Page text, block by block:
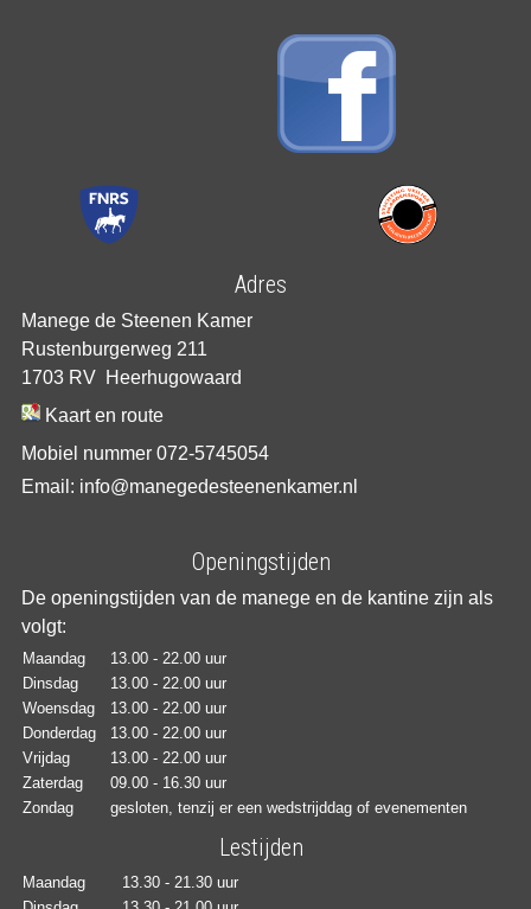
Adres
Manege de Steenen Kamer
Rustenburgerweg 211
1703 RV Heerhugowaard
Kaart en route
Mobiel nummer 072-5745054
Email: info@manegedesteenenkamer.nl
Openingstijden
De openingstijden van de manege en de kantine zijn als
volgt:
Maandag
13.00 - 22.00 uur
Dinsdag
13.00 - 22.00 uur
Woensdag
13.00 - 22.00 uur
Donderdag
13.00 - 22.00 uur
Vrijdag
13.00 - 22.00 uur
Zaterdag
09.00 - 16.30 uur
Zondag
gesloten, tenzij er een wedstrijddag of evenementen
Lestijden
Maandag
13.30 - 21.30 uur